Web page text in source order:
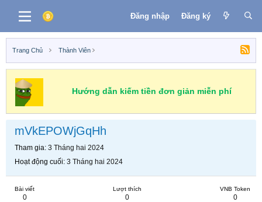
Đăng nhập Đăng ký
Trang Chủ Thành Viên
Hướng dẫn kiếm tiền đơn giản miễn phí
mVkEPOWjGqHh
Tham gia 3 Tháng hai 2024
Hoạt động cuối 3 Tháng hai 2024
Bài viết
0
Lượt thích
0
VNB Token
0